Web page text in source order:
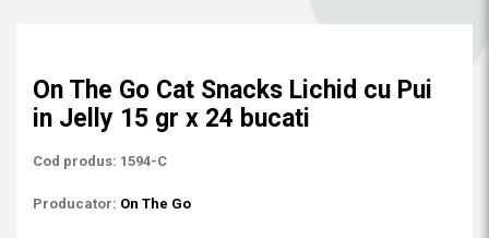
On The Go Cat Snacks Lichid cu Pui
in Jelly 15 gr x 24 bucati
Cod produs: 1594-C
Producator: On The Go